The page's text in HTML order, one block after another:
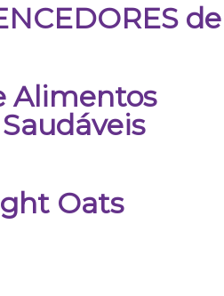
de
Alimentos
Oats